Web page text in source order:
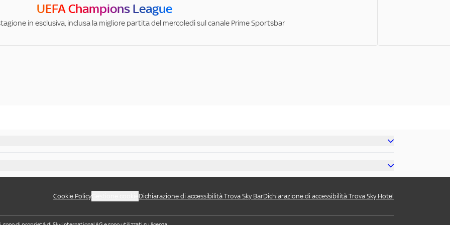
UEFA Champions League
in esclusiva, inclusa la migliore partita del mercoledì sul canale Prime Sportsbar
Cookie Policy Dichiarazione di accessibilità Trova Sky BarDichiarazione di accessibilità Trova Sky Hotel